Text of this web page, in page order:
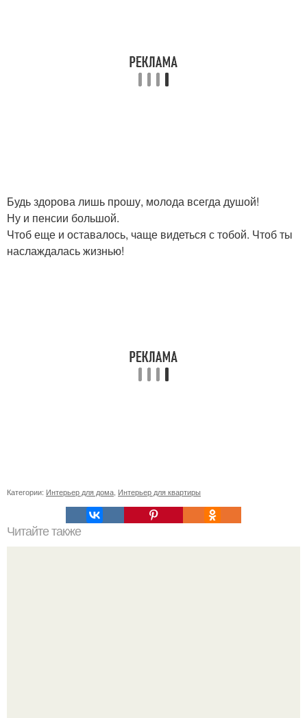
Будь здорова лишь прошу, молода всегда душой!
Ну и пенсии большой.
Чтоб еще и оставалось, чаще видеться с тобой. Чтоб ты
наслаждалась жизнью!
Категории: Интерьер для дома Интерьер для квартиры
Читайте также